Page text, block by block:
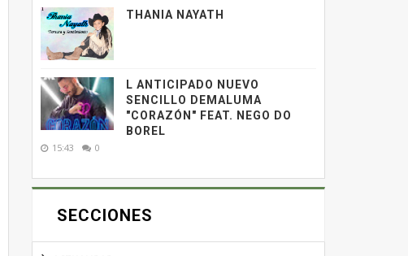
THANIA NAYATH
L ANTICIPADO NUEVO
SENCILLO DEMALUMA
"CORAZÓN" FEAT. NEGO DO
BOREL
15:43 0
SECCIONES